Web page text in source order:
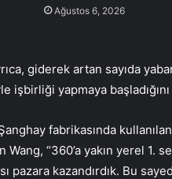
Ağustos 6, 2026
giderek artan sayıda
işbirliği yapmaya
fabrikasında
Wang, “360’a yakın yerel 1.
pazara kazandırdık. Bu